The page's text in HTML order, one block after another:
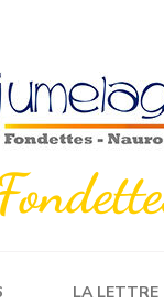
LA LETTRE